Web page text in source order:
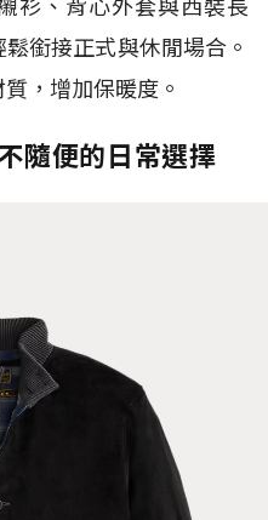
衫、背心外套與西裝長
銜接正式與休閒場合。
，增加保暖度。
隨便的日常選擇